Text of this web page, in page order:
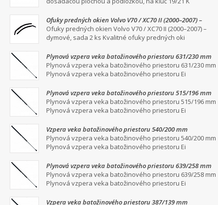
Ofuky predných okien Volvo V70 / XC70 II (2000–2007) –
dymové, sada 2 ks
Ofuky predných okien Volvo V70 / XC70 II (2000–2007) –
dymové, sada 2 ks Kvalitné ofuky predných oki
Plynová vzpera veka batožinového priestoru 631/230 mm
Plynová vzpera veka batožinového priestoru 631/230 mm
Plynová vzpera veka batožinového priestoru Ei
Plynová vzpera veka batožinového priestoru 515/196 mm
Plynová vzpera veka batožinového priestoru 515/196 mm
Plynová vzpera veka batožinového priestoru Ei
Vzpera veka batožinového priestoru 540/200 mm
Plynová vzpera veka batožinového priestoru 540/200 mm
Plynová vzpera veka batožinového priestoru Ei
Plynová vzpera veka batožinového priestoru 639/258 mm
Plynová vzpera veka batožinového priestoru 639/258 mm
Plynová vzpera veka batožinového priestoru Ei
Vzpera veka batožinového priestoru 387/139 mm